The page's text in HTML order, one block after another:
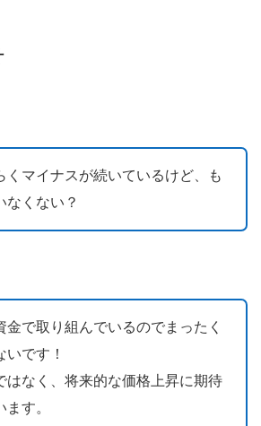
くマイナスが続いているけど、も
なくない？
金で取り組んでいるのでまったく
いです！
はなく、将来的な価格上昇に期待
ます。